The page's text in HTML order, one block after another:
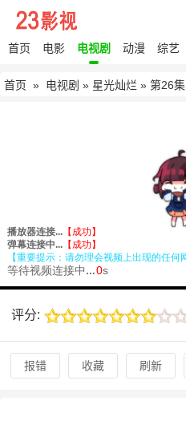
首页 电影 电视剧 动漫 综艺
首页 » 电视剧 » 星光灿烂 » 第26集
评分:
报错 收藏 刷新